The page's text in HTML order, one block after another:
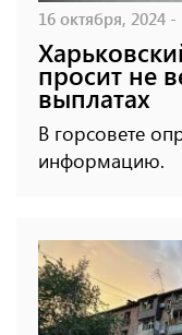
16 октября, 2024 -
просит не
выплатах
В горсовете
информацию.